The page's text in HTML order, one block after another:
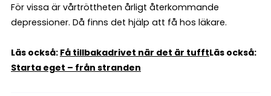
För vissa är vårtröttheten årligt återkommande
depressioner. Då finns det hjälp att få hos läkare.
Läs också: Få tillbakadrivet när det är tufftLäs också:
Starta eget – från stranden